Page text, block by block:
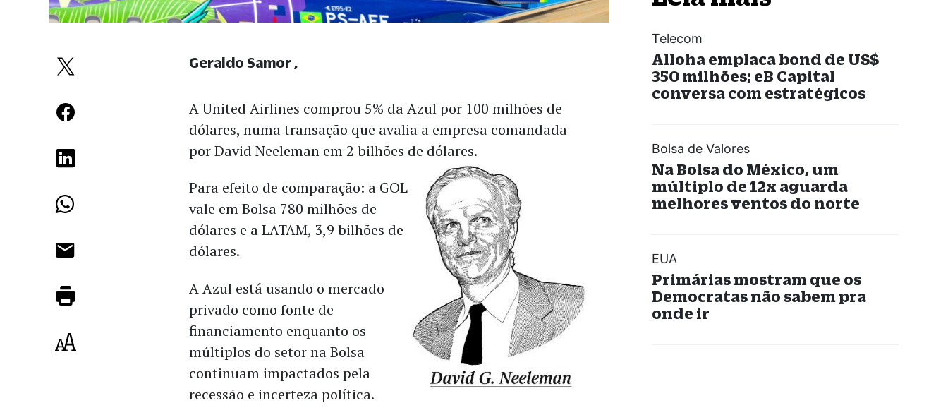
A United Airlines comprou 5% da Azul por 100 milhões de
dólares, numa transação que avalia a empresa comandada
por David Neeleman em 2 bilhões de dólares.
Para efeito de comparação: a GOL
vale em Bolsa 780 milhões de
dólares e a LATAM, 3,9 bilhões de
dólares.
A Azul está usando o mercado
privado como fonte de
financiamento enquanto os
múltiplos do setor na Bolsa
continuam impactados pela
recessão e incerteza política.
Geraldo Samor
Telecom
Alloha emplaca bond de US$
350 milhões; eB Capital
conversa com estratégicos
Bolsa de Valores
Na Bolsa do México, um
múltiplo de 12x aguarda
melhores ventos do norte
EUA
Primárias mostram que os
Democratas não sabem pra
onde ir